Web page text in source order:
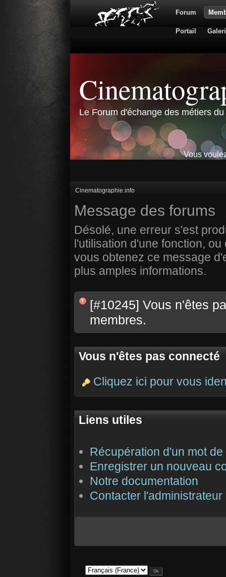
Forum
Portail
Le Forum d'échange des métiers
Vous
Cinematographie.info
Message des forums
Désolé, une erreur s'est
l'utilisation d'une fonction,
vous obtenez ce message
plus amples informations.
[#10245] Vous n'êtes
membres.
Vous n'êtes pas connecté
Cliquez ici pour vous
Liens utiles
Récupération d'un mot
Enregistrer un nouveau
Notre documentation
Contacter